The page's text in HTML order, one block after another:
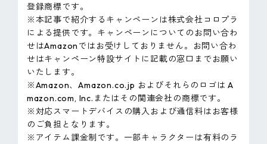
登録商標です。
※本記事で紹介するキャンペーンは株式会社コロプラ
による提供です。キャンペーンについてのお問い合わ
せはAmazonではお受けしておりません。お問い合わ
せはキャンペーン特設サイトに記載の窓口までお願い
いたします。
※Amazon、Amazon.co.jp およびそれらのロゴは A
mazon.com, Inc.またはその関連会社の商標です。
※対応スマートデバイスの購入および通信料はお客様
のご負担となります。
※アイテム課金制です。一部キャラクターは有料のラ